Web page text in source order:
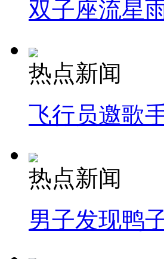
双子座流星
热点新闻
飞行员邀歌
热点新闻
男子发现鸭